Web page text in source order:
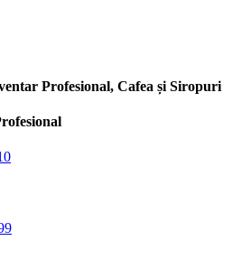
Profesional, Cafea și Siropuri